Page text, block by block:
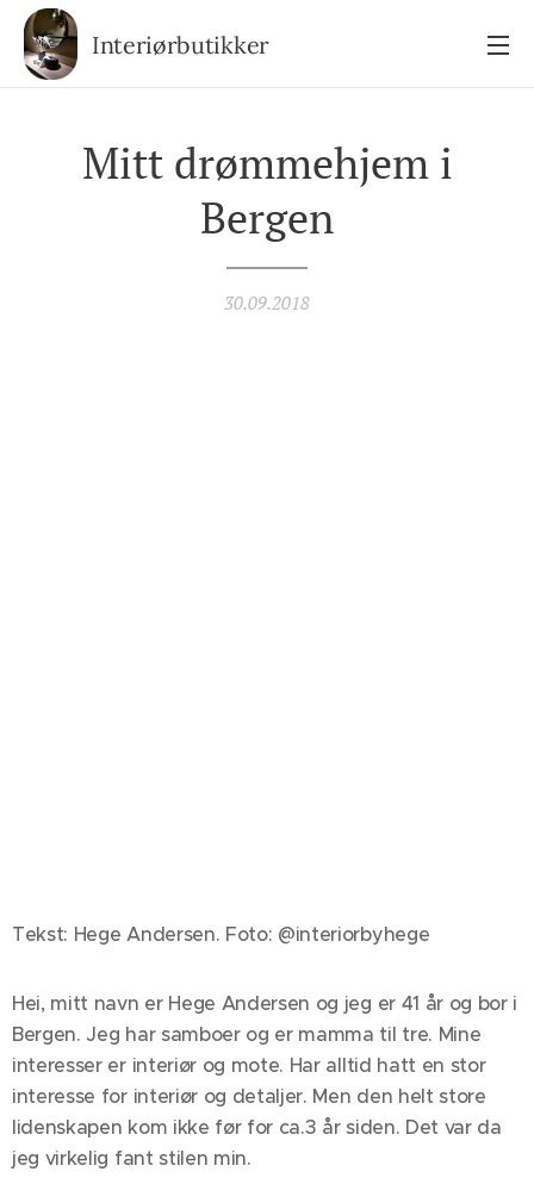
Interiørbutikker
Mitt drømmehjem i
Bergen
30.09.2018
Tekst: Hege Andersen. Foto: @interiorbyhege
Hei, mitt navn er Hege Andersen og jeg er 41 år og bor i
Bergen. Jeg har samboer og er mamma til tre. Mine
interesser er interiør og mote. Har alltid hatt en stor
interesse for interiør og detaljer. Men den helt store
lidenskapen kom ikke før for ca.3 år siden. Det var da
jeg virkelig fant stilen min.